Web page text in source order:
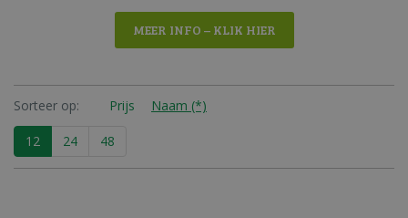
MEER INFO – KLIK HIER
Sorteer op: Prijs Naam (*)
12 24 48